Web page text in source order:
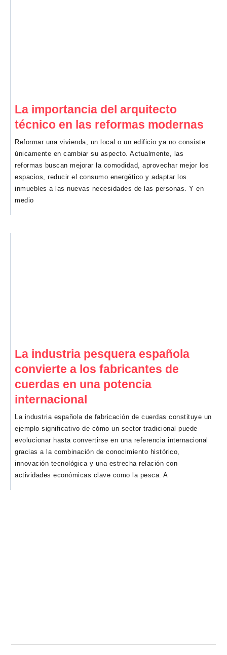
La importancia del arquitecto
técnico en las reformas modernas
Reformar una vivienda, un local o un edificio ya no consiste
únicamente en cambiar su aspecto. Actualmente, las
reformas buscan mejorar la comodidad, aprovechar mejor los
espacios, reducir el consumo energético y adaptar los
inmuebles a las nuevas necesidades de las personas. Y en
medio
La industria pesquera española
convierte a los fabricantes de
cuerdas en una potencia
internacional
La industria española de fabricación de cuerdas constituye un
ejemplo significativo de cómo un sector tradicional puede
evolucionar hasta convertirse en una referencia internacional
gracias a la combinación de conocimiento histórico,
innovación tecnológica y una estrecha relación con
actividades económicas clave como la pesca. A